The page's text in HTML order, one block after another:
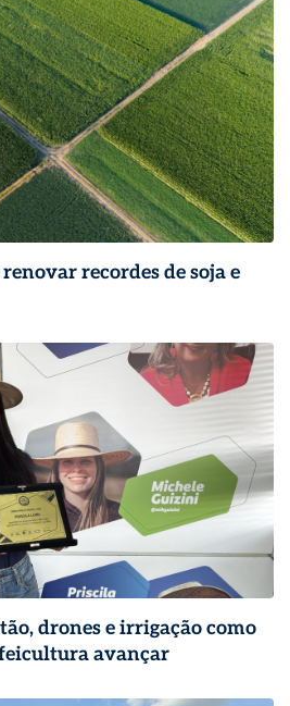
recordes de soja e
drones e irrigação como
avançar